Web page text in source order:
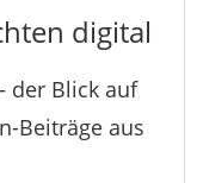
digital
der Blick auf
Beiträge aus